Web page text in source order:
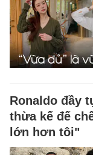
Ronaldo đầy
thừa kế đế
lớn hơn tôi"